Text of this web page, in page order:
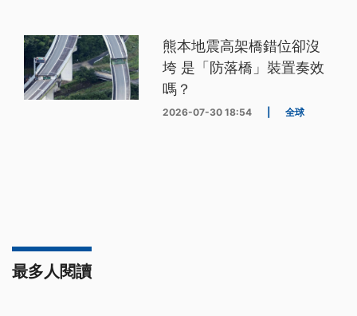
熊本地震高架橋錯位卻沒
垮 是「防落橋」裝置奏效
嗎？
2026-07-30 18:54 全球
最多人閱讀